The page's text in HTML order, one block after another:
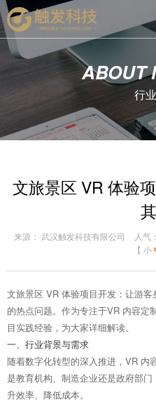
ABOUT
行
文旅景区 VR 体验
来源： 武汉触发科技有限公司 人气
【 小
文旅景区 VR 体验项目开发：让游
的热点问题。作为专注于VR 内容定
目实践经验，为大家详细解读。
一、行业背景与需求
随着数字化转型的深入推进，VR 内
是教育机构、制造企业还是政府部
升效率、降低成本。